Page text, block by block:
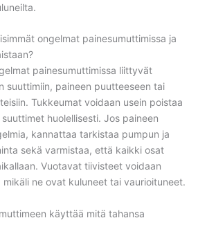
ongelmat painesumuttimissa ja
painesumuttimissa liittyvät
suuttimiin, paineen puutteeseen tai
Tukkeumat voidaan usein poistaa
huolellisesti. Jos paineen
kannattaa tarkistaa pumpun ja
sekä varmistaa, että kaikki osat
Vuotavat tiivisteet voidaan
mikäli ne ovat kuluneet tai vaurioituneet.
käyttää mitä tahansa